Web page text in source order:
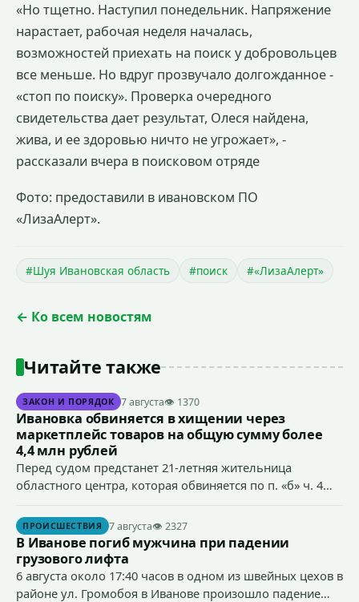
«Но тщетно. Наступил понедельник. Напряжение
нарастает, рабочая неделя началась,
возможностей приехать на поиск у добровольцев
все меньше. Но вдруг прозвучало долгожданное -
«стоп по поиску». Проверка очередного
свидетельства дает результат, Олеся найдена,
жива, и ее здоровью ничто не угрожает», -
рассказали вчера в поисковом отряде
Фото: предоставили в ивановском ПО
«ЛизаАлерт».
#Шуя Ивановская область #поиск #«ЛизаАлерт»
← Ко всем новостям
Читайте также
ЗАКОН И ПОРЯДОК 7 августа👁 1370
Ивановка обвиняется в хищении через
маркетплейс товаров на общую сумму более
4,4 млн рублей
Перед судом предстанет 21-летняя жительница
областного центра, которая обвиняется по п. «б» ч. 4
сумму более 4,4 млн рублей через маркетплейс.
ПРОИСШЕСТВИЯ 7 августа👁 2327
В Иванове погиб мужчина при падении
грузового лифта
6 августа около 17:40 часов в одном из швейных цехов в
районе ул. Громобоя в Иванове произошло падение